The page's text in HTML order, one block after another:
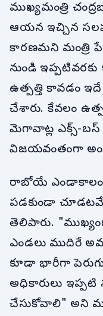
ముఖ్యమంత్రి
ఆయన ఇచ్చిన
కారణమని మంత్రి
నుండి
ఉత్పత్తి కావడం
చేశారు. కేవలం
మెగావాట్ల ఎక్స్-
విజయవంతంగా
రాబోయే ఎండాకాలం
పడకుండా చూడటమే
తెలిపారు.
ఎండలు ముదిరే
కూడా భారీగా
అధికారులు ఇప్పటి
చేసుకోవాలి" అని